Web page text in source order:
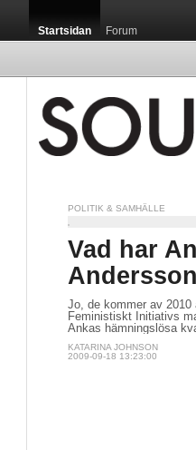
Startsidan Forum
POLITIK & SAMHÄLLE
Vad har
Jo, de kommer av
Feministiskt Initiativs
Ankas hämningslösa
KATARINA JOHNSON
2009-09-18 13:23:00